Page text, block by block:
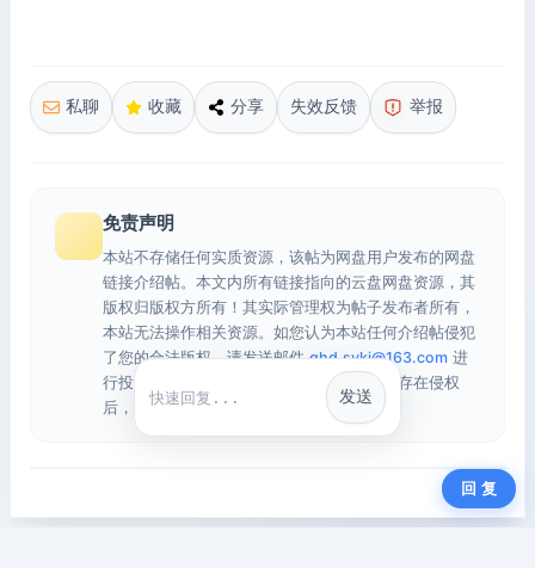
私聊 收藏 分享 失效反馈 举报
免责声明
本站不存储任何实质资源，该帖为网盘用户发布的网盘
链接介绍帖。本文内所有链接指向的云盘网盘资源，其
版权归版权方所有！其实际管理权为帖子发布者所有，
本站无法操作相关资源。如您认为本站任何介绍帖侵犯
了您的合法版权，请发送邮件qhd.sykj@163.com 进
行投诉，我们将在确认本文链接指向的资源存在侵权
后，立即删除相关介绍帖子！
快捷回复
发送
回 复